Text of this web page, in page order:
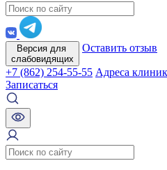
Версия для
слабовидящих
Оставить отзыв
+7 (862) 254-55-55 Адреса клиник
Записаться